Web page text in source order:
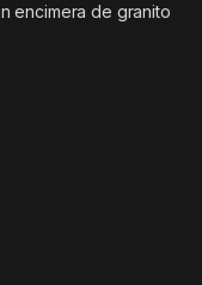
encimera de granito